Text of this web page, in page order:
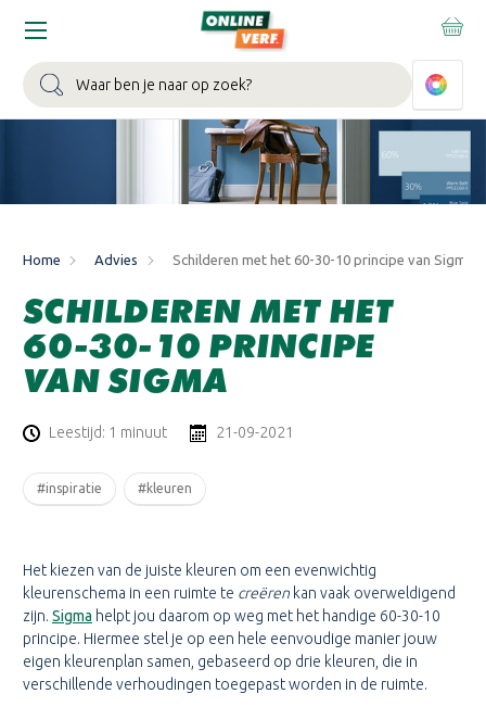
Zoeken
WIN EEN BALLONVAART:Bij besteding vanaf €100,- aan Sikkens
muurverf en/of lak.
Bekijk actie >
Home Advies Schilderen met het 60-30-10 principe van Sigma
SCHILDEREN MET HET
60-30-10 PRINCIPE
VAN SIGMA
Leestijd: 1 minuut 21-09-2021
#inspiratie #kleuren
Het kiezen van de juiste kleuren om een evenwichtig
kleurenschema in een ruimte te creëren kan vaak overweldigend
zijn. Sigma helpt jou daarom op weg met het handige 60-30-10
principe. Hiermee stel je op een hele eenvoudige manier jouw
eigen kleurenplan samen, gebaseerd op drie kleuren, die in
verschillende verhoudingen toegepast worden in de ruimte.